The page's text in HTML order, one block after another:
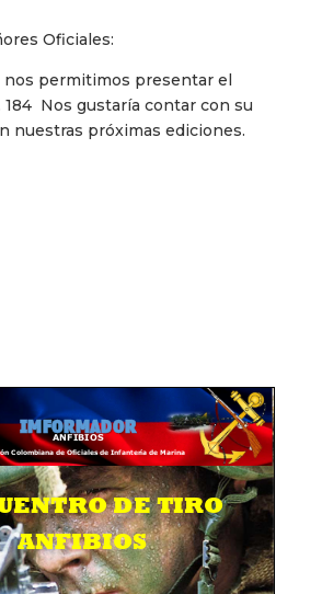
Oficiales:
permitimos presentar el
184 Nos gustaría contar con su
nuestras próximas ediciones.